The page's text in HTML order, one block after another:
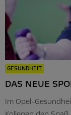
GESUNDHEIT
DAS NEUE
Im Opel-